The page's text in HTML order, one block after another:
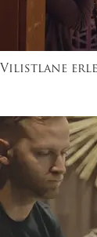
Vilistlane